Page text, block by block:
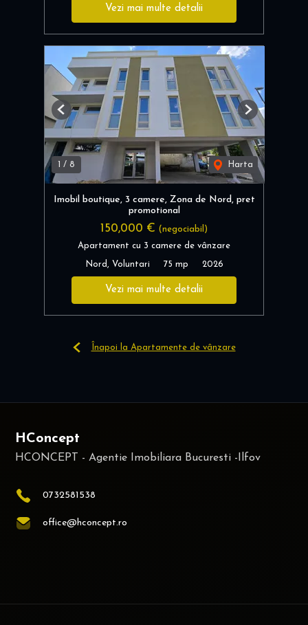
Vezi mai multe detalii
1 / 8 Harta
Previous Next
Imobil boutique, 3 camere, Zona de Nord, pret
promotional
150,000 € (negociabil)
Apartament cu 3 camere de vânzare
Nord, Voluntari 75 mp 2026
Vezi mai multe detalii
Înapoi la Apartamente de vânzare
HConcept
0732581538
office@hconcept.ro